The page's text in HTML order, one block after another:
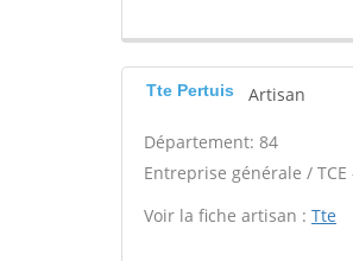
Tte Pertuis Artisan
Département: 84
Entreprise générale /
Voir la fiche artisan : Tte